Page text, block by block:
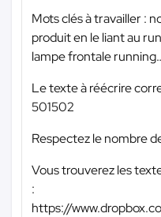
Mots clés à travailler :
produit en le liant au
lampe frontale
Le texte à réécrire
501502
Respectez le nombre
Vous trouverez les
:
https://